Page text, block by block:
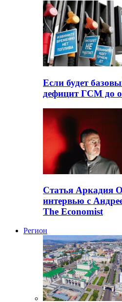
Если будет
дефицит ГСМ до
Статья Аркадия
интервью с
The Economist
Регион